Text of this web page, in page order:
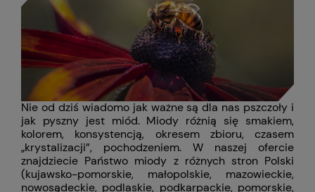
Nie od dziś wiadomo jak ważne są dla nas pszczoły i
jak pyszny jest miód. Miody różnią się smakiem,
kolorem, konsystencją, okresem zbioru, czasem
„krystalizacji”, pochodzeniem. W naszej ofercie
znajdziecie Państwo miody z różnych stron Polski
(kujawsko-pomorskie, małopolskie, mazowieckie,
nowosądeckie, podlaskie, podkarpackie, pomorskie,